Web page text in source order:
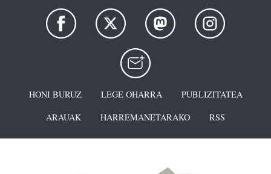
HONI BURUZ LEGE OHARRA
PUBLIZITATEA
ARAUAK
HARREMANETARAKO RSS